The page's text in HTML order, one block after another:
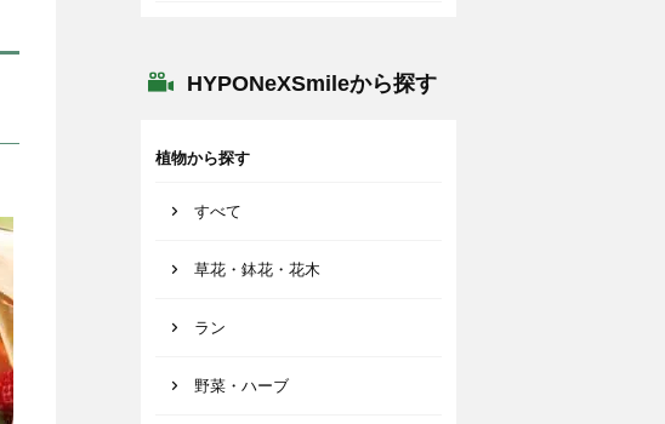
HYPONeXSmileから探す
植物から探す
すべて
草花・鉢花・花木
ラン
野菜・ハーブ